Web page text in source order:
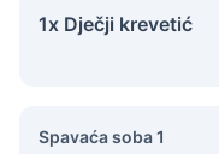
1x Dječji krevetić
Spavaća soba 1